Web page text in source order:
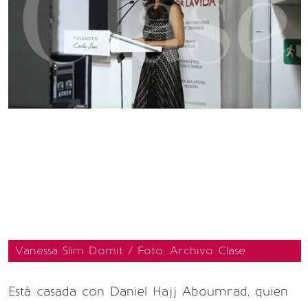
Vanessa Slim Domit / Foto: Archivo Clase
Está casada con Daniel Hajj Aboumrad, quien